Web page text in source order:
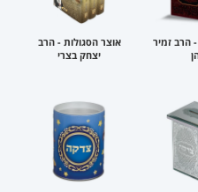
הרב זמיר
אוצר הסגולות - הרב
יצחק בצרי